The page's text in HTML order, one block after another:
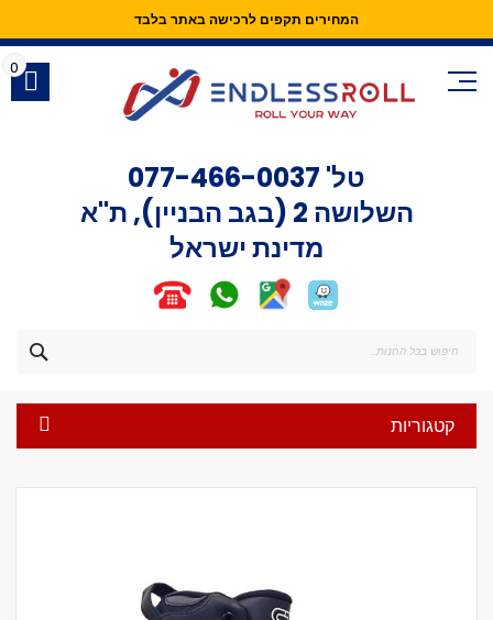
המחירים תקפים לרכישה באתר בלבד
Skip
Content
טל' 077-466-0037
השלושה 2 (בגב הבניין), ת"א
מדינת ישראל
0
קטגוריות